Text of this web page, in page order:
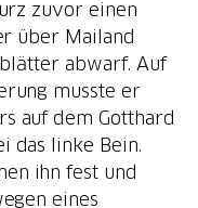
zuvor einen
über Mailand
abwarf. Auf
musste er
auf dem Gotthard
das linke Bein.
ihn fest und
eines